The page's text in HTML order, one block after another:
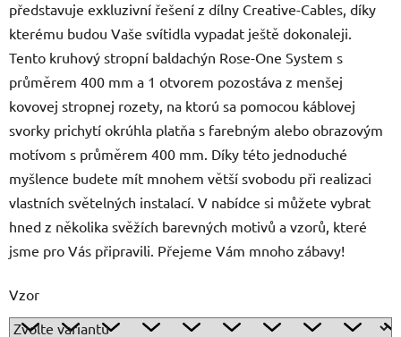
představuje exkluzivní řešení z dílny Creative-Cables, díky
kterému budou Vaše svítidla vypadat ještě dokonaleji.
Tento kruhový stropní baldachýn Rose-One System s
průměrem 400 mm a 1 otvorem pozostáva z menšej
kovovej stropnej rozety, na ktorú sa pomocou káblovej
svorky prichytí okrúhla platňa s farebným alebo obrazovým
motívom s průměrem 400 mm. Díky této jednoduché
myšlence budete mít mnohem větší svobodu při realizaci
vlastních světelných instalací. V nabídce si můžete vybrat
hned z několika svěžích barevných motivů a vzorů, které
jsme pro Vás připravili. Přejeme Vám mnoho zábavy!
Vzor